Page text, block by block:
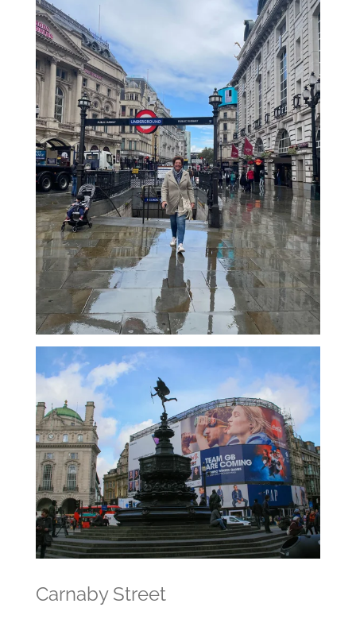
Carnaby Street